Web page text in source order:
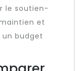
le soutien-
et
budget